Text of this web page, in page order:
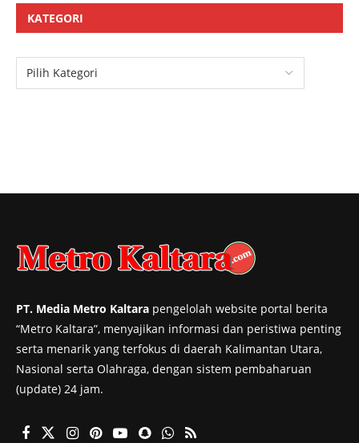
KATEGORI
PT. Media Metro Kaltara pengelolah website portal berita
“Metro Kaltara”, menyajikan informasi dan peristiwa penting
serta menarik yang terfokus di daerah Kalimantan Utara,
Nasional serta Olahraga, dengan sistem pembaharuan
(update) 24 jam.